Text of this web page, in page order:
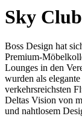
Sky
Boss Design hat
Premium-
Lounges in den
wurden als
verkehrsreichsten
Deltas Vision von
und nahtlosem